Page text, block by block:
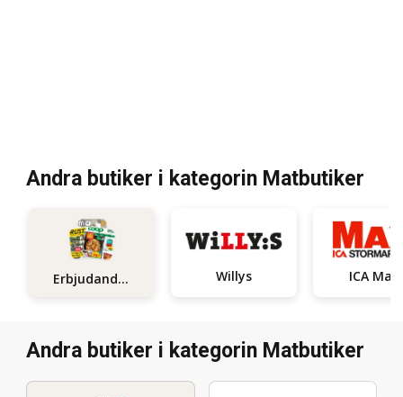
Andra butiker i kategorin Matbutiker
Erbjudanden Willys ICA Maxi
Andra butiker i kategorin Matbutiker